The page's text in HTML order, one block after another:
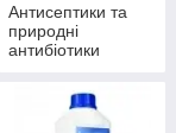
Антисептики та
природні
антибіотики
ьного впливу.